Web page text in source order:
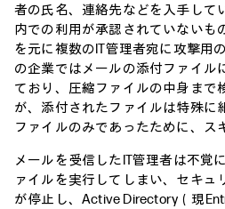
者の氏名、連絡先などを入手して
内での利用が承認されていないも
を元に複数のIT管理者宛に攻撃用
の企業ではメールの添付ファイル
ており、圧縮ファイルの中身まで
が、添付されたファイルは特殊に
ファイルのみであったために、ス
メールを受信したIT管理者は不覚
ァイルを実行してしまい、セキュ
が停止し、Active Directory（現